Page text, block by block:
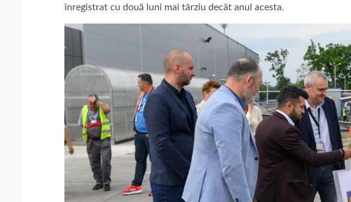
înregistrat cu două luni mai târziu decât anul acesta.